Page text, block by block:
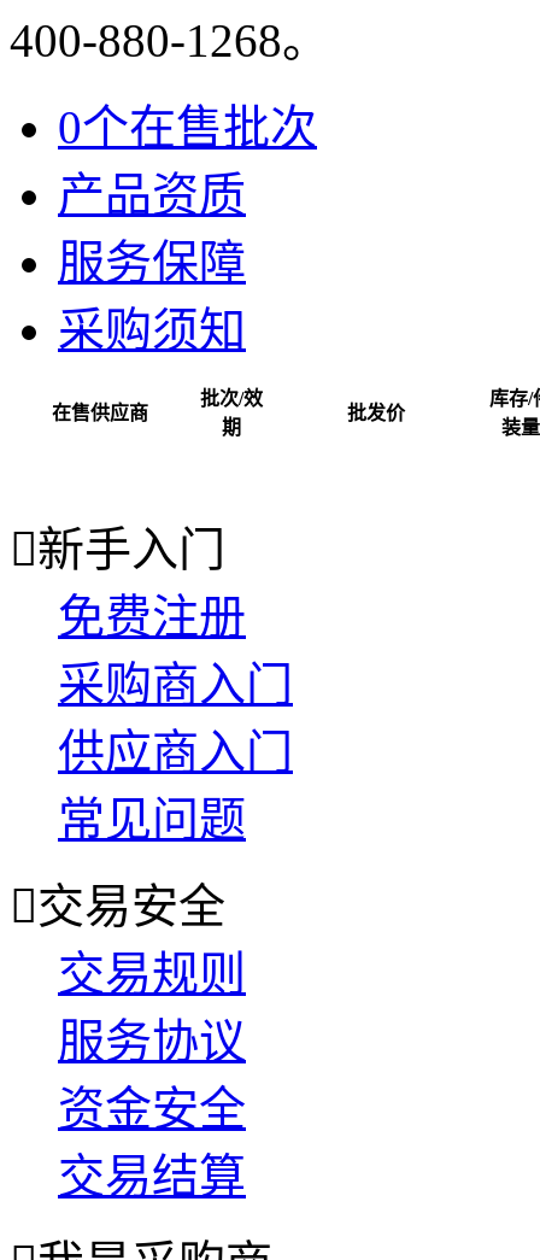
400-880-1268。
0个在售批次
产品资质
服务保障
采购须知
在售供应商
批次/效
期
批发价
库存/
装量
新手入门
免费注册
采购商入门
供应商入门
常见问题
交易安全
交易规则
服务协议
资金安全
交易结算